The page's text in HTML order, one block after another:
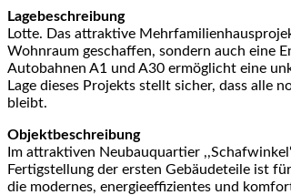
Lagebeschreibung
Lotte. Das attraktive
Wohnraum geschaffen, sondern auch eine
Autobahnen A1 und A30 ermöglicht eine
Lage dieses Projekts stellt sicher, dass alle
bleibt.
Objektbeschreibung
Im attraktiven Neubauquartier
Fertigstellung der ersten Gebäudeteile ist
die modernes, energieeffizientes und